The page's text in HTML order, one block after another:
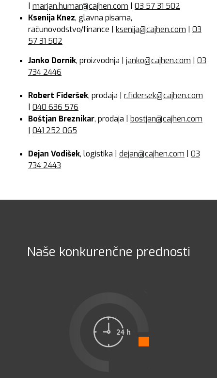
marjan.humar@cajhen.com
03 57 31 502
Ksenija Knez, glavna pisarna,
računovodstvo/finance | ksenija@cajhen.com
03
57 31 502
Janko Dornik, proizvodnja | janko@cajhen.com
03
734 2446
Robert Fideršek, prodaja | r.fidersek@cajhen.com
040 636 576
Boštjan Breznikar, prodaja | bostjan@cajhen.com
041 252 065
Dejan Vodišek, logistika | dejan@cajhen.com
03
734 2443
Naše konkurenčne prednosti